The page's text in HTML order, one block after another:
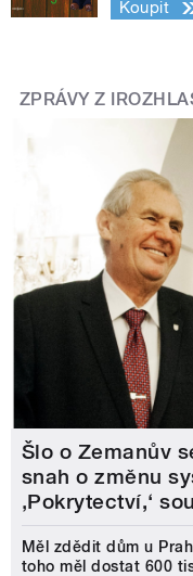
Koupit
ZPRÁVY Z
Šlo o Zemanův
snah o změnu
‚Pokrytectví,‘
Měl zdědit dům u
toho měl dostat 600